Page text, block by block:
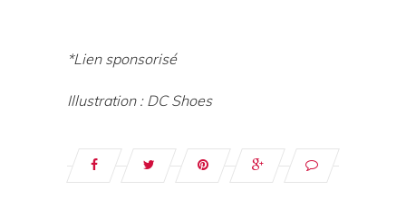
*Lien sponsorisé
Illustration : DC Shoes